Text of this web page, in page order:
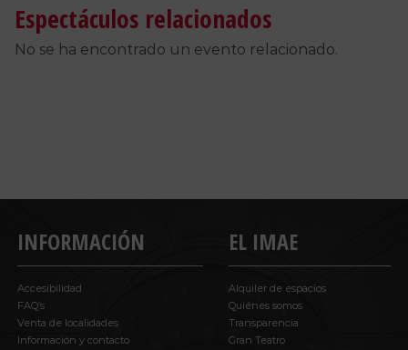
Espectáculos relacionados
No se ha encontrado un evento relacionado.
INFORMACIÓN
Accesibilidad
FAQ’s
Venta de localidades
Información y contacto
EL IMAE
Alquiler de espacios
Quiénes somos
Transparencia
Gran Teatro